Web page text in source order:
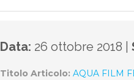
Data: 26 ottobre 2018 |
Titolo Articolo: AQUA FILM